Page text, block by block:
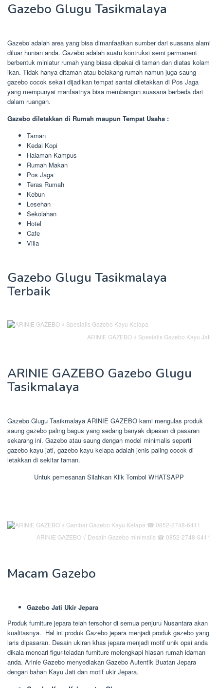
Gazebo Glugu Tasikmalaya
Gazebo adalah area yang bisa dimanfaatkan sumber dari suasana alami
diluar hunian anda. Gazebo adalah suatu kontruksi semi permanent
berbentuk miniatur rumah yang biasa dipakai di taman dan diatas kolam
ikan. Tidak hanya ditaman atau belakang rumah namun juga saung
gazebo cocok sekali dijadikan tempat santai diletakkan di Pos Jaga
yang mempunyai manfaatnya bisa membangun suasana berbeda dari
dalam ruangan.
Gazebo diletakkan di Rumah maupun Tempat Usaha :
Taman
Kedai Kopi
Halaman Kampus
Rumah Makan
Pos Jaga
Teras Rumah
Kebun
Lesehan
Sekolahan
Hotel
Cafe
Villa
Gazebo Glugu Tasikmalaya
Terbaik
ARINIE GAZEBO √ Spesialis Gazebo Kayu Jati
ARINIE GAZEBO Gazebo Glugu
Tasikmalaya
Gazebo Glugu Tasikmalaya ARINIE GAZEBO kami mengulas produk
saung gazebo paling bagus yang sedang banyak dipesan di pasaran
sekarang ini. Gazebo atau saung dengan model minimalis seperti
gazebo kayu jati, gazebo kayu kelapa adalah jenis paling cocok di
letakkan di sekitar taman.
Untuk pemesanan Silahkan Klik Tombol WHATSAPP
ARINIE GAZEBO √ Desain Gazebo minimalis ☎ 0852-2748-6411
Macam Gazebo
Gazebo Jati Ukir Jepara
Produk furniture jepara telah tersohor di semua penjuru Nusantara akan
kualitasnya. Hal ini produk Gazebo jepara menjadi produk gazebo yang
laris dipasaran. Desain ukiran khas jepara menjadi motif unik opsi anda
dikala mencari figur-teladan furniture melengkapi hiasan rumah idaman
anda. Arinie Gazebo menyediakan Gazebo Autentik Buatan Jepara
dengan bahan Kayu Jati dan motif ukir Jepara.